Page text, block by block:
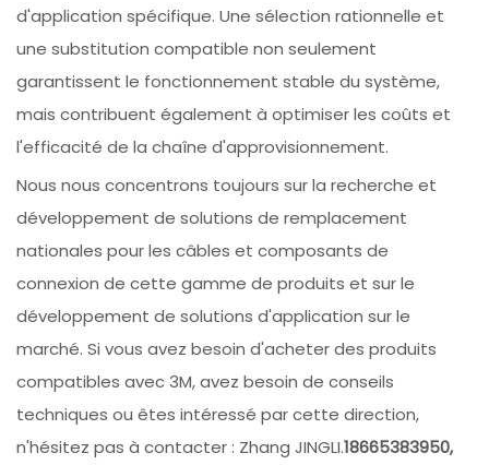
d'application spécifique. Une sélection rationnelle et
une substitution compatible non seulement
garantissent le fonctionnement stable du système,
mais contribuent également à optimiser les coûts et
l'efficacité de la chaîne d'approvisionnement.
Nous nous concentrons toujours sur la recherche et
développement de solutions de remplacement
nationales pour les câbles et composants de
connexion de cette gamme de produits et sur le
développement de solutions d'application sur le
marché. Si vous avez besoin d'acheter des produits
compatibles avec 3M, avez besoin de conseils
techniques ou êtes intéressé par cette direction,
n'hésitez pas à contacter : Zhang JINGLI.18665383950,